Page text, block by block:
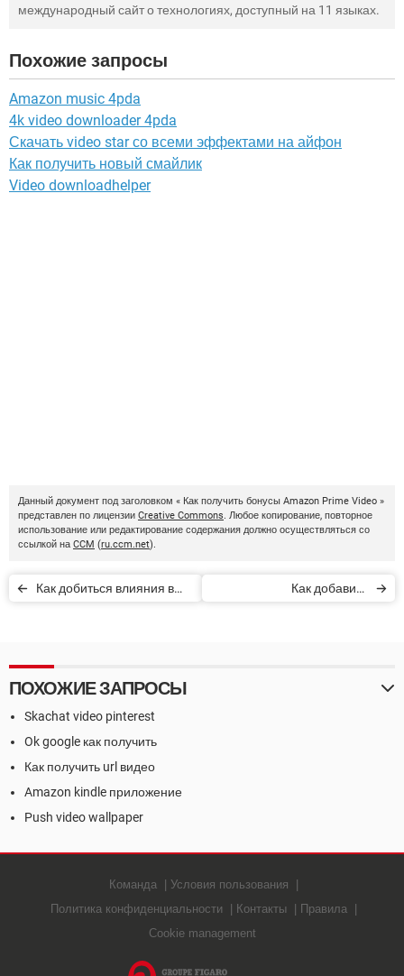
международный сайт о технологиях, доступный на 11 языках.
Похожие запросы
Amazon music 4pda
4k video downloader 4pda
Скачать video star со всеми эффектами на айфон
Как получить новый смайлик
Video downloadhelper
Данный документ под заголовком « Как получить бонусы Amazon Prime Video »
представлен по лицензии Creative Commons. Любое копирование, повторное
использование или редактирование содержания должно осуществляться со
ссылкой на CCM (ru.ccm.net).
Как добиться влияния в
Как добавить
ПОХОЖИЕ ЗАПРОСЫ
Skachat video pinterest
Ok google как получить
Как получить url видео
Amazon kindle приложение
Push video wallpaper
Команда
Условия пользования
Политика конфиденциальности
Контакты
Правила
Cookie management